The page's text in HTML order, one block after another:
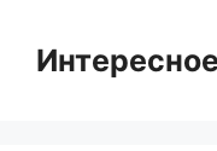
content